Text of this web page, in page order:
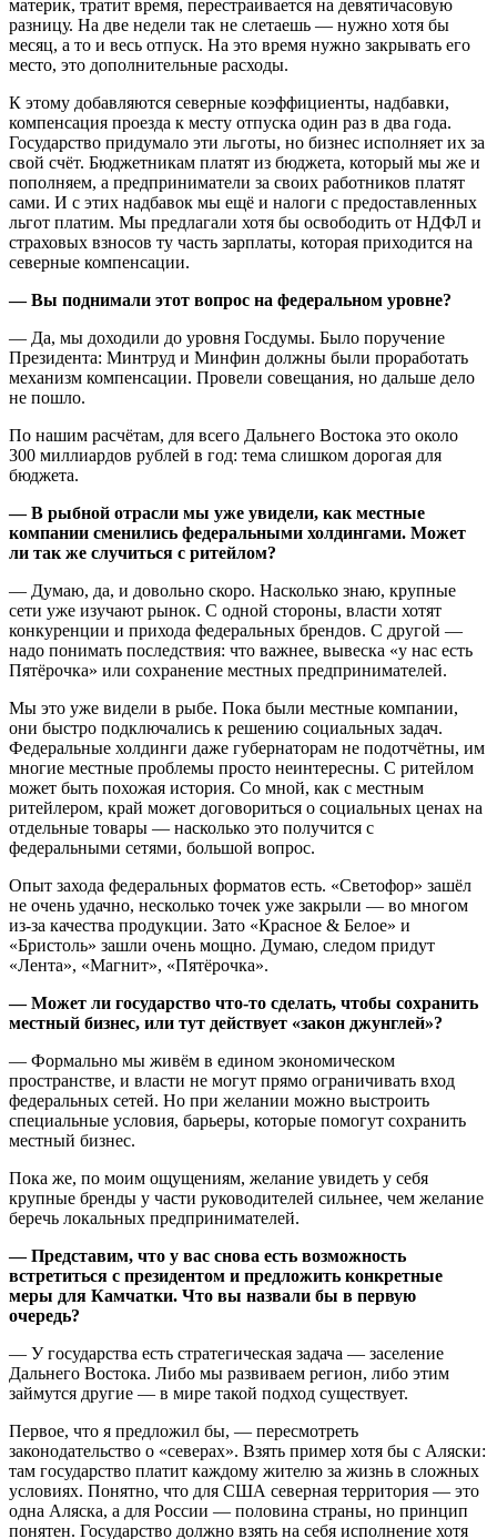
материк, тратит время, перестраивается на девятичасовую
разницу. На две недели так не слетаешь — нужно хотя бы
месяц, а то и весь отпуск. На это время нужно закрывать его
место, это дополнительные расходы.
К этому добавляются северные коэффициенты, надбавки,
компенсация проезда к месту отпуска один раз в два года.
Государство придумало эти льготы, но бизнес исполняет их за
свой счёт. Бюджетникам платят из бюджета, который мы же и
пополняем, а предприниматели за своих работников платят
сами. И с этих надбавок мы ещё и налоги с предоставленных
льгот платим. Мы предлагали хотя бы освободить от НДФЛ и
страховых взносов ту часть зарплаты, которая приходится на
северные компенсации.
— Вы поднимали этот вопрос на федеральном уровне?
— Да, мы доходили до уровня Госдумы. Было поручение
Президента: Минтруд и Минфин должны были проработать
механизм компенсации. Провели совещания, но дальше дело
не пошло.
По нашим расчётам, для всего Дальнего Востока это около
300 миллиардов рублей в год: тема слишком дорогая для
бюджета.
— В рыбной отрасли мы уже увидели, как местные
компании сменились федеральными холдингами. Может
ли так же случиться с ритейлом?
— Думаю, да, и довольно скоро. Насколько знаю, крупные
сети уже изучают рынок. С одной стороны, власти хотят
конкуренции и прихода федеральных брендов. С другой —
надо понимать последствия: что важнее, вывеска «у нас есть
Пятёрочка» или сохранение местных предпринимателей.
Мы это уже видели в рыбе. Пока были местные компании,
они быстро подключались к решению социальных задач.
Федеральные холдинги даже губернаторам не подотчётны, им
многие местные проблемы просто неинтересны. С ритейлом
может быть похожая история. Со мной, как с местным
ритейлером, край может договориться о социальных ценах на
отдельные товары — насколько это получится с
федеральными сетями, большой вопрос.
Опыт захода федеральных форматов есть. «Светофор» зашёл
не очень удачно, несколько точек уже закрыли — во многом
из‑за качества продукции. Зато «Красное & Белое» и
«Бристоль» зашли очень мощно. Думаю, следом придут
«Лента», «Магнит», «Пятёрочка».
— Может ли государство что‑то сделать, чтобы сохранить
местный бизнес, или тут действует «закон джунглей»?
— Формально мы живём в едином экономическом
пространстве, и власти не могут прямо ограничивать вход
федеральных сетей. Но при желании можно выстроить
специальные условия, барьеры, которые помогут сохранить
местный бизнес.
Пока же, по моим ощущениям, желание увидеть у себя
крупные бренды у части руководителей сильнее, чем желание
беречь локальных предпринимателей.
— Представим, что у вас снова есть возможность
встретиться с президентом и предложить конкретные
меры для Камчатки. Что вы назвали бы в первую
очередь?
— У государства есть стратегическая задача — заселение
Дальнего Востока. Либо мы развиваем регион, либо этим
займутся другие — в мире такой подход существует.
Первое, что я предложил бы, — пересмотреть
законодательство о «северах». Взять пример хотя бы с Аляски:
там государство платит каждому жителю за жизнь в сложных
условиях. Понятно, что для США северная территория — это
одна Аляска, а для России — половина страны, но принцип
понятен. Государство должно взять на себя исполнение хотя